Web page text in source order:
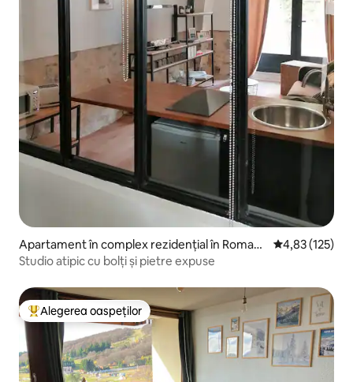
Apartament în complex rezidențial în Romag
nat
Scor mediu
4,83 (125)
Studio atipic cu bolți și pietre expuse
Locuință din topul categoriei Alegerea oaspeților
Alegerea oaspeților